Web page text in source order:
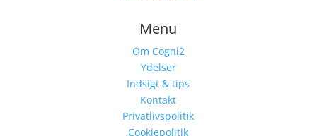
Menu
Om Cogni2
Ydelser
Indsigt & tips
Kontakt
Privatlivspolitik
Cookiepolitik